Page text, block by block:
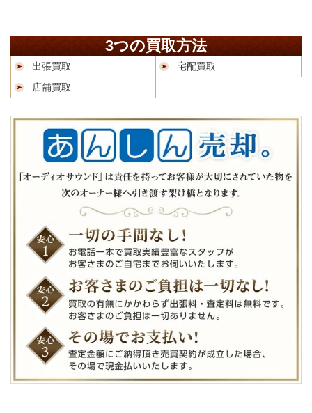
3つの買取方法
出張買取
宅配買取
店舗買取